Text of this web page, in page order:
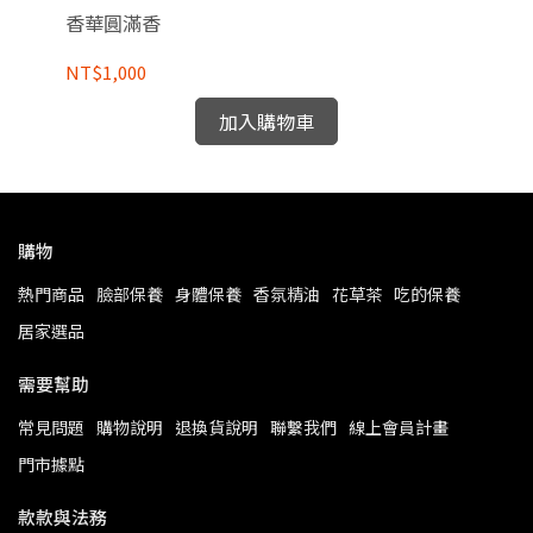
香華圓滿香
NT$1,000
加入購物車
購物
熱門商品 臉部保養 身體保養 香氛精油 花草茶 吃的保養
居家選品
需要幫助
常見問題 購物說明 退換貨說明 聯繫我們 線上會員計畫
門市據點
款款與法務